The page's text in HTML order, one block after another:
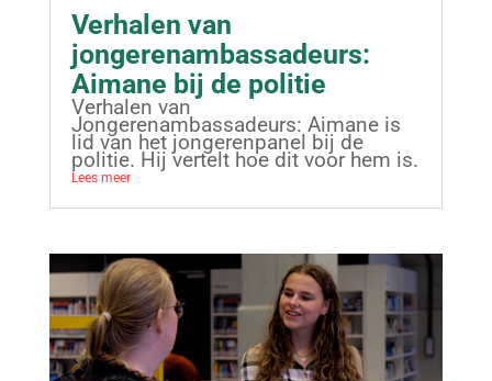
Verhalen van
jongerenambassadeurs:
Aimane bij de politie
Verhalen van
Jongerenambassadeurs: Aimane is
lid van het jongerenpanel bij de
politie. Hij vertelt hoe dit voor hem is.
Lees meer